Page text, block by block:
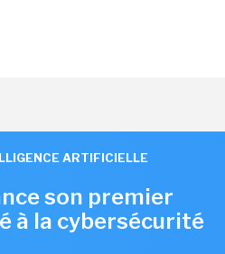
ARTIFICIELLE
son premier
à la cybersécurité